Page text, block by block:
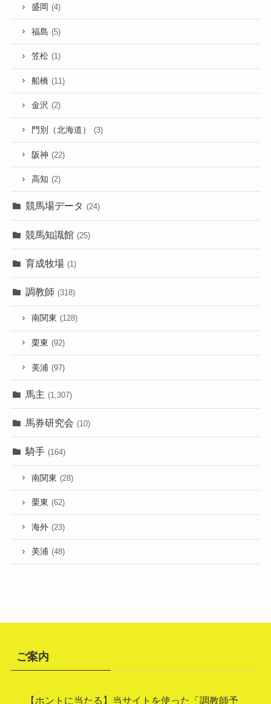
盛岡 (4)
福島 (5)
笠松 (1)
船橋 (11)
金沢 (2)
門別（北海道） (3)
阪神 (22)
高知 (2)
競馬場データ (24)
競馬知識館 (25)
育成牧場 (1)
調教師 (318)
南関東 (128)
栗東 (92)
美浦 (97)
馬主 (1,307)
馬券研究会 (10)
騎手 (164)
南関東 (28)
栗東 (62)
海外 (23)
美浦 (48)
ご案内
【ホントに当たる】当サイトを使った「調教師予